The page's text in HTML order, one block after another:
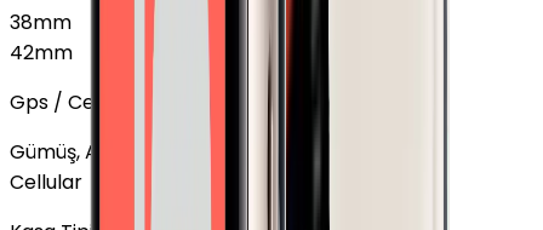
38mm
42mm
Gps / Cellular
Gümüş, Alüminyum
Cellular